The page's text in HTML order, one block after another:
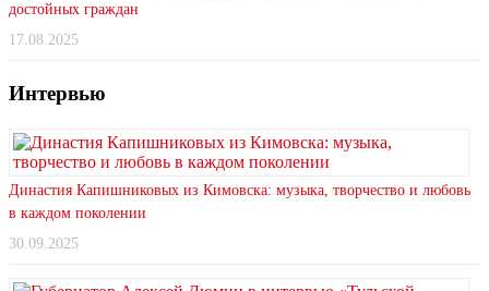
достойных граждан
17.08.2025
Интервью
Династия Капишниковых из Кимовска: музыка, творчество и любовь
в каждом поколении
30.09.2025